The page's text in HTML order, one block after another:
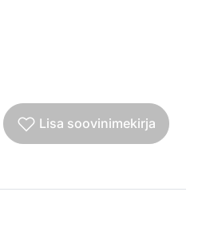
Lisa soovinimekirja